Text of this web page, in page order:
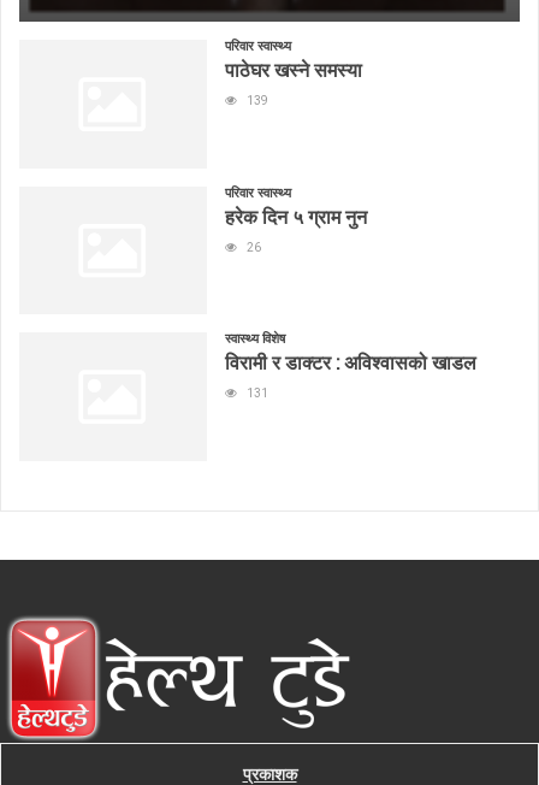
परिवार स्वास्थ्य
पाठेघर खस्ने समस्या
139
परिवार स्वास्थ्य
हरेक दिन ५ ग्राम नुन
26
स्वास्थ्य विशेष
विरामी र डाक्टर : अविश्वासको खाडल
131
प्रकाशक